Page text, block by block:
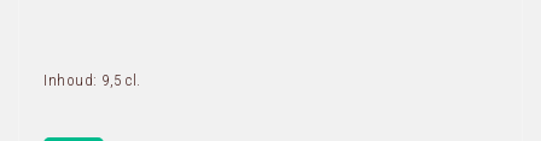
Inhoud: 9,5 cl.